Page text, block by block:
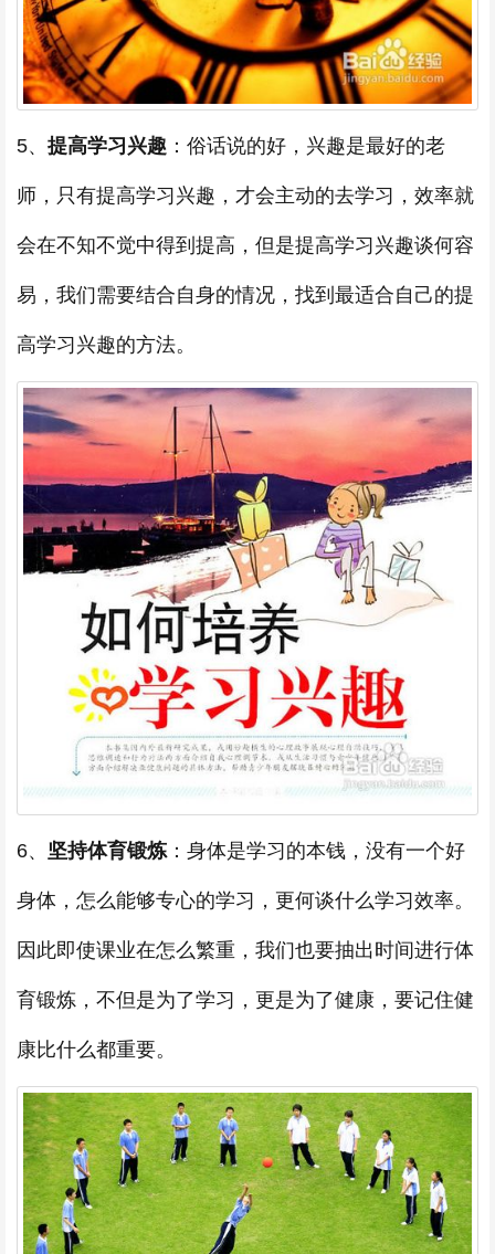
5、 提高学习兴趣 ：俗话说的好，兴趣是最好的老
师，只有提高学习兴趣，才会主动的去学习，效率就
会在不知不觉中得到提高，但是提高学习兴趣谈何容
易，我们需要结合自身的情况，找到最适合自己的提
高学习兴趣的方法。
6、 坚持体育锻炼：身体是学习的本钱，没有一个好
身体，怎么能够专心的学习，更何谈什么学习效率。
因此即使课业在怎么繁重，我们也要抽出时间进行体
育锻炼，不但是为了学习，更是为了健康，要记住健
康比什么都重要。